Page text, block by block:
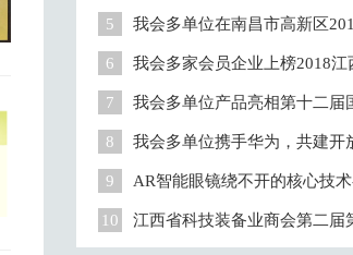
5
我会多单位在南昌市高新区
6
我会多家会员企业上榜2018江
7
我会多单位产品亮相第十二届
8
我会多单位携手华为，共建开
9
AR智能眼镜绕不开的核心技
10
江西省科技装备业商会第二届
次会员大会胜利闭幕